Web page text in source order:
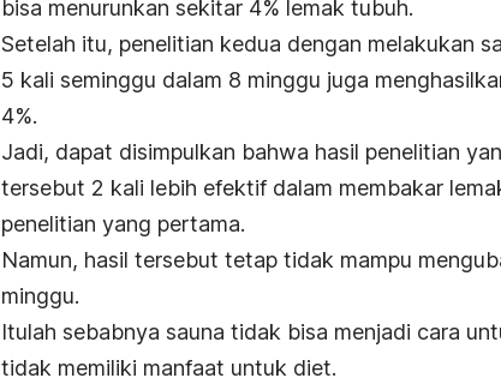
bisa menurunkan sekitar 4% lemak tubuh.
Setelah itu, penelitian kedua dengan melakukan
5 kali seminggu dalam 8 minggu juga
4%.
Jadi, dapat disimpulkan bahwa hasil penelitian
tersebut 2 kali lebih efektif dalam membakar
penelitian yang pertama.
Namun, hasil tersebut tetap tidak mampu
minggu.
Itulah sebabnya sauna tidak bisa menjadi cara
tidak memiliki manfaat untuk diet.